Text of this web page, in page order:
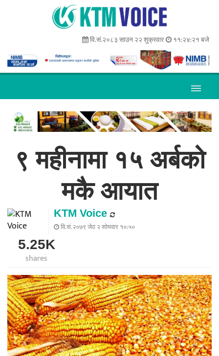
वि.सं.२०८३ साउन २२ शुक्रवार ११:२४:२१ बजे
९ महीनामा १५ अर्बको
मकै आयात
KTM Voice
वि.सं.२०७९ जेठ २ सोमवार १०:५०
5.25K
shares